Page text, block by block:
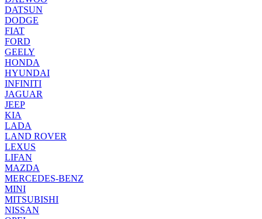
DATSUN
DODGE
FIAT
FORD
GEELY
HONDA
HYUNDAI
INFINITI
JAGUAR
JEEP
KIA
LADA
LAND ROVER
LEXUS
LIFAN
MAZDA
MERCEDES-BENZ
MINI
MITSUBISHI
NISSAN